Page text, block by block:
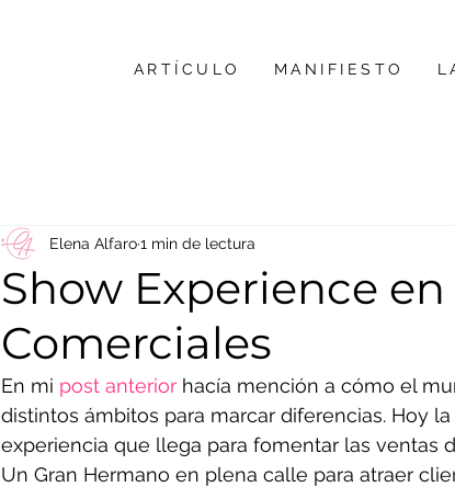
ARTÍCULO MANIFIESTO
Show Experience
Comerciales
Elena Alfaro1 min de lectura
En mi post anterior hacía mención a cómo el
distintos ámbitos para marcar diferencias. Hoy
experiencia que llega para fomentar las ventas
Un Gran Hermano en plena calle para atraer